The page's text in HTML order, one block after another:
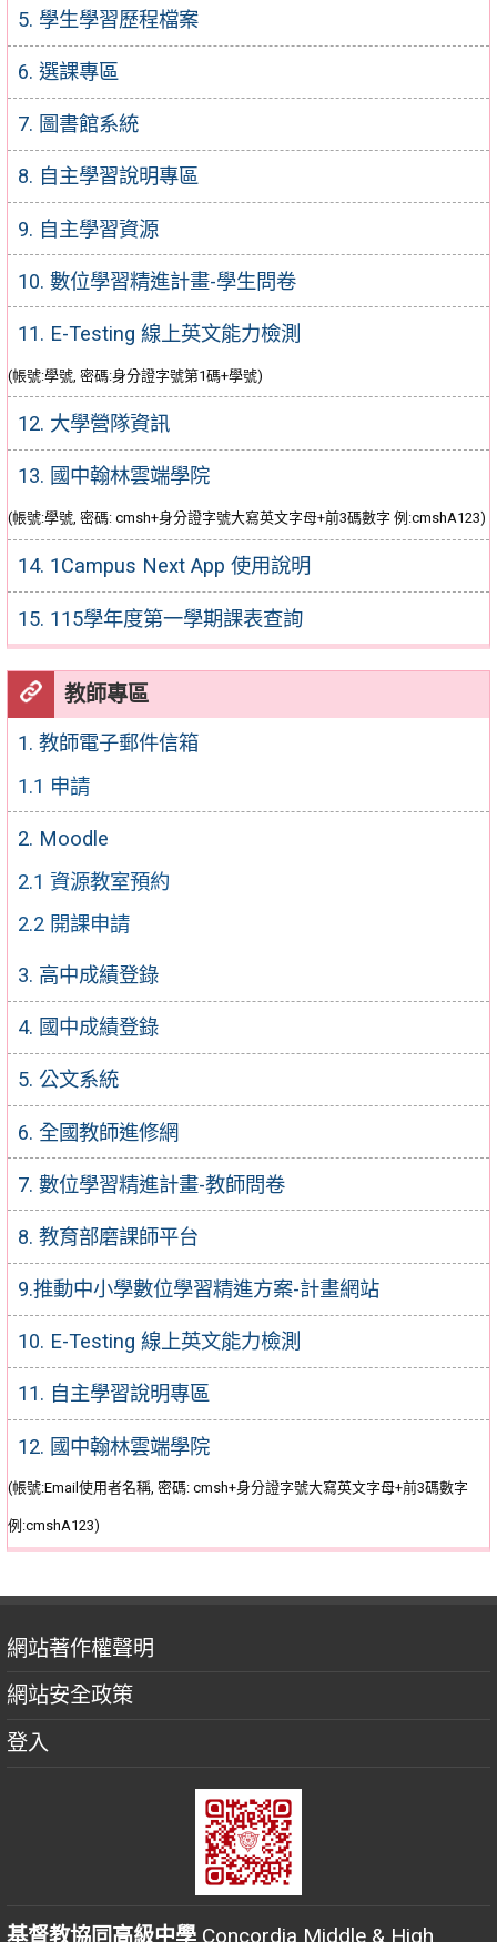
5. 學生學習歷程檔案
6. 選課專區
7. 圖書館系統
8. 自主學習說明專區
9. 自主學習資源
10. 數位學習精進計畫-學生問卷
11. E-Testing 線上英文能力檢測
(帳號:學號, 密碼:身分證字號第1碼+學號)
12. 大學營隊資訊
13. 國中翰林雲端學院
(帳號:學號, 密碼: cmsh+身分證字號大寫英文字母+前3碼數字 例:cmshA123)
14. 1Campus Next App 使用說明
15. 115學年度第一學期課表查詢
教師專區
1. 教師電子郵件信箱
1.1 申請
2. Moodle
2.1 資源教室預約
2.2 開課申請
3. 高中成績登錄
4. 國中成績登錄
5. 公文系統
6. 全國教師進修網
7. 數位學習精進計畫-教師問卷
8. 教育部磨課師平台
9.推動中小學數位學習精進方案-計畫網站
10. E-Testing 線上英文能力檢測
11. 自主學習說明專區
12. 國中翰林雲端學院
(帳號:Email使用者名稱, 密碼: cmsh+身分證字號大寫英文字母+前3碼數字
例:cmshA123)
網站著作權聲明
網站安全政策
登入
基督教協同高級中學 Concordia Middle & High